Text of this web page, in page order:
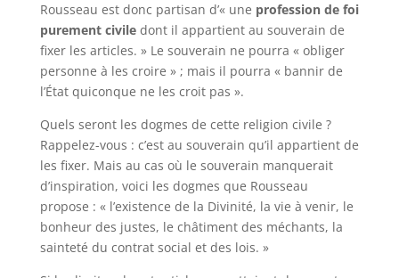
Rousseau est donc partisan d’« une profession de foi
purement civiledont il appartient au souverain de
fixer les articles. » Le souverain ne pourra « obliger
personne à les croire » ; mais il pourra « bannir de
l’État quiconque ne les croit pas ».
Quels seront les dogmes de cette religion civile ?
Rappelez-vous : c’est au souverain qu’il appartient de
les fixer. Mais au cas où le souverain manquerait
d’inspiration, voici les dogmes que Rousseau
propose : « l’existence de la Divinité, la vie à venir, le
bonheur des justes, le châtiment des méchants, la
sainteté du contrat social et des lois. »